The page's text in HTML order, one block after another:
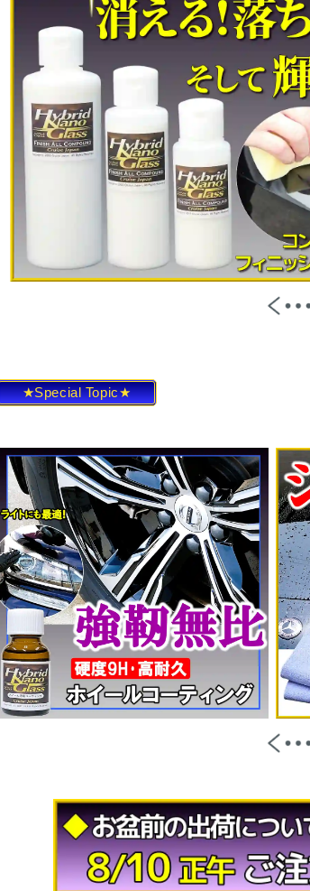
★Special Topic★